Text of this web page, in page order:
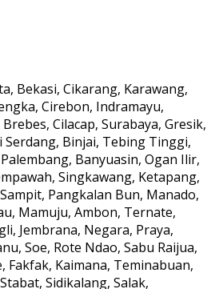
Bekasi, Cikarang, Karawang,
Cirebon, Indramayu,
Cilacap, Surabaya, Gresik,
Binjai, Tebing Tinggi,
Banyuasin, Ogan Ilir,
Singkawang, Ketapang,
Pangkalan Bun, Manado,
Mamuju, Ambon, Ternate,
Jembrana, Negara, Praya,
Soe, Rote Ndao, Sabu Raijua,
Kaimana, Teminabuan,
Sidikalang, Salak,